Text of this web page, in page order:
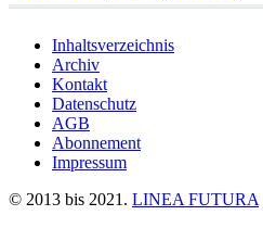
Inhaltsverzeichnis
Archiv
Kontakt
Datenschutz
AGB
Abonnement
Impressum
© 2013 bis 2021. LINEA FUTURA|